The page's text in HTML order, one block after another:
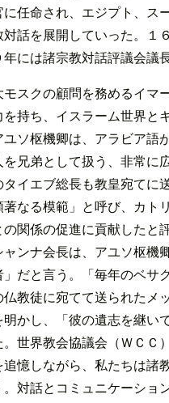
任命され、エジプト、ス
話を展開していった。１
には諸宗教対話評議会議
モスクの顧問を務めるイマ
持ち、イスラーム世界と
ソ枢機卿は、アラビア語
兄弟として扱う、非常に
タイエブ総長も教皇宛てに
なる模範」と呼び、カト
関係の促進に貢献したと
ンナ会長は、アユソ枢機
だと言う。「毎年のベサ
教徒に宛てて送られたメ
かし、「彼の遺志を継い
世界教会協議会（ＷＣＣ
追憶しながら、私たちは
対話とコミュニケーショ